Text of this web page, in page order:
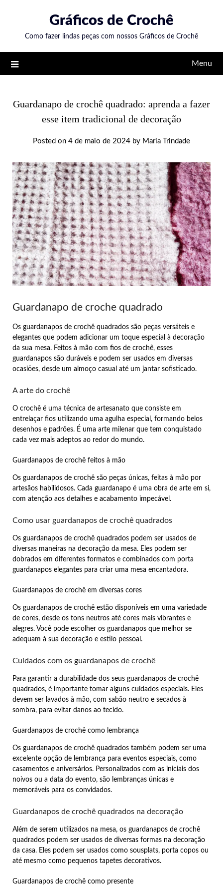
content
Gráficos de Crochê
Como fazer lindas peças com nossos Gráficos de Crochê
Menu
Guardanapo de crochê quadrado: aprenda a fazer
esse item tradicional de decoração
Posted on 4 de maio de 2024 by Maria Trindade
Guardanapo de croche quadrado
Os guardanapos de crochê quadrados são peças versáteis e
elegantes que podem adicionar um toque especial à decoração
da sua mesa. Feitos à mão com fios de crochê, esses
guardanapos são duráveis e podem ser usados em diversas
ocasiões, desde um almoço casual até um jantar sofisticado.
A arte do crochê
O crochê é uma técnica de artesanato que consiste em
entrelaçar fios utilizando uma agulha especial, formando belos
desenhos e padrões. É uma arte milenar que tem conquistado
cada vez mais adeptos ao redor do mundo.
Guardanapos de crochê feitos à mão
Os guardanapos de crochê são peças únicas, feitas à mão por
artesãos habilidosos. Cada guardanapo é uma obra de arte em si,
com atenção aos detalhes e acabamento impecável.
Como usar guardanapos de crochê quadrados
Os guardanapos de crochê quadrados podem ser usados de
diversas maneiras na decoração da mesa. Eles podem ser
dobrados em diferentes formatos e combinados com porta
guardanapos elegantes para criar uma mesa encantadora.
Guardanapos de crochê em diversas cores
Os guardanapos de crochê estão disponíveis em uma variedade
de cores, desde os tons neutros até cores mais vibrantes e
alegres. Você pode escolher os guardanapos que melhor se
adequam à sua decoração e estilo pessoal.
Cuidados com os guardanapos de crochê
Para garantir a durabilidade dos seus guardanapos de crochê
quadrados, é importante tomar alguns cuidados especiais. Eles
devem ser lavados à mão, com sabão neutro e secados à
sombra, para evitar danos ao tecido.
Guardanapos de crochê como lembrança
Os guardanapos de crochê quadrados também podem ser uma
excelente opção de lembrança para eventos especiais, como
casamentos e aniversários. Personalizados com as iniciais dos
noivos ou a data do evento, são lembranças únicas e
memoráveis para os convidados.
Guardanapos de crochê quadrados na decoração
Além de serem utilizados na mesa, os guardanapos de crochê
quadrados podem ser usados de diversas formas na decoração
da casa. Eles podem ser usados como sousplats, porta copos ou
até mesmo como pequenos tapetes decorativos.
Guardanapos de crochê como presente